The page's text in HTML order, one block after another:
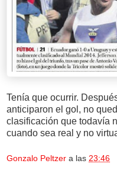
Tenía que ocurrir.
anticiparon el gol, no
clasificación que todavía
cuando sea real y no
Gonzalo Peltzer a las 23:46